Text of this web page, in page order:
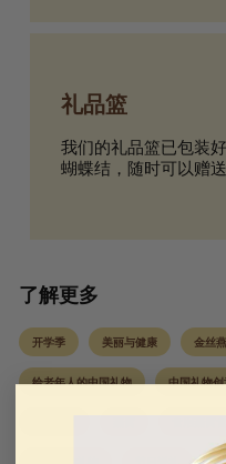
了解更多
开学季 美丽与健康 金丝
给老年人的中国礼物 中国礼物创
礼品篮
我们的礼品篮已包装
蝴蝶结，随时可以赠送